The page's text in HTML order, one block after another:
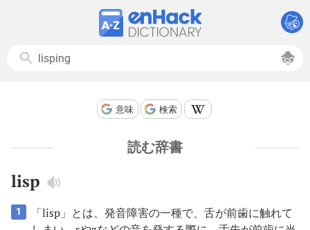
意味 検索
読む辞書
lisp
1
「lisp」とは、発音障害の一種で、舌が前歯に触れて